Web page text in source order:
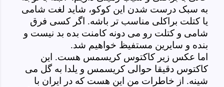
به سبک درست شدن این کوکو، شاید لغت شامی
یا کتلت براکلی مناسب تر باشه. اگر کسی فرق
شامی و کتلت رو می دونه کامنت بده بد نیست و
بنده و سایرین مستفیظ خواهیم شد.
اما عکس زیر کاکتوس کریسمس هست. این
کاکتوس دقیقا حوالی کریسمس و یلدا به گل می
شینه. از خاطرات من این هست که در ایران با